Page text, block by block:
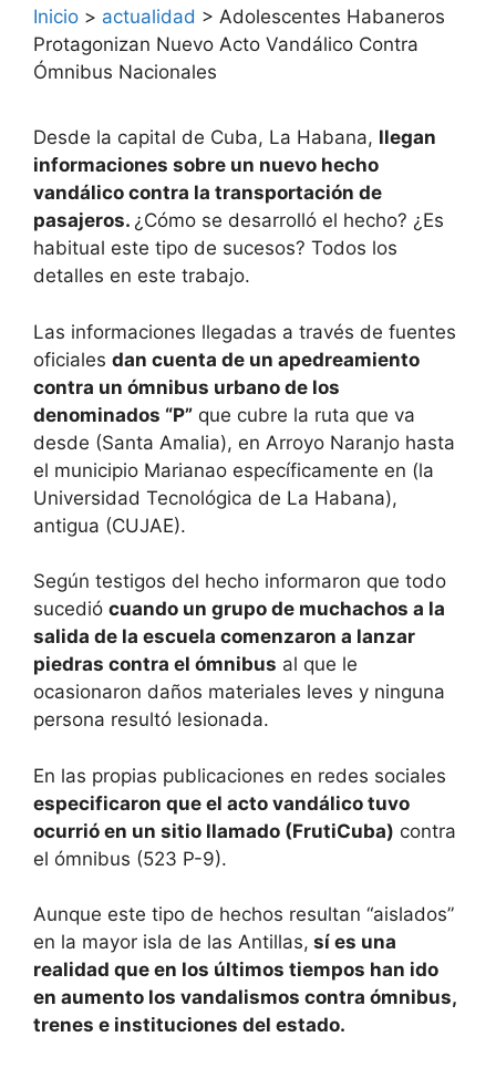
Inicio > actualidad > Adolescentes Habaneros
Protagonizan Nuevo Acto Vandálico Contra
Ómnibus Nacionales
Desde la capital de Cuba, La Habana, llegan
informaciones sobre un nuevo hecho
vandálico contra la transportación de
pasajeros. ¿Cómo se desarrolló el hecho? ¿Es
habitual este tipo de sucesos? Todos los
detalles en este trabajo.
Las informaciones llegadas a través de fuentes
oficiales dan cuenta de un apedreamiento
contra un ómnibus urbano de los
denominados “P” que cubre la ruta que va
desde (Santa Amalia), en Arroyo Naranjo hasta
el municipio Marianao específicamente en (la
Universidad Tecnológica de La Habana),
antigua (CUJAE).
Según testigos del hecho informaron que todo
sucedió cuando un grupo de muchachos a la
salida de la escuela comenzaron a lanzar
piedras contra el ómnibus al que le
ocasionaron daños materiales leves y ninguna
persona resultó lesionada.
En las propias publicaciones en redes sociales
especificaron que el acto vandálico tuvo
ocurrió en un sitio llamado (FrutiCuba) contra
el ómnibus (523 P-9).
Aunque este tipo de hechos resultan “aislados”
en la mayor isla de las Antillas, sí es una
realidad que en los últimos tiempos han ido
en aumento los vandalismos contra ómnibus,
trenes e instituciones del estado.